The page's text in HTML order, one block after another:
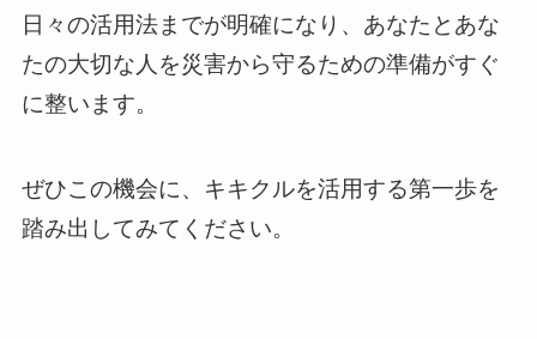
日々の活用法までが明確になり、あなたとあな
たの大切な人を災害から守るための準備がすぐ
に整います。
ぜひこの機会に、キキクルを活用する第一歩を
踏み出してみてください。